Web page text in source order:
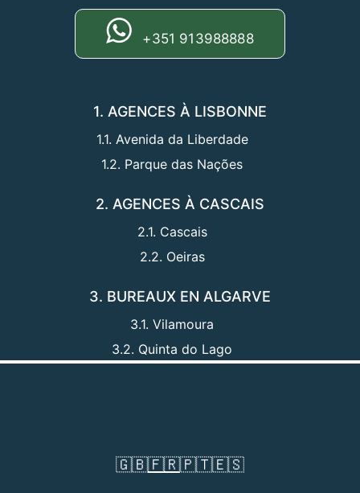
+351 913988888
1. AGENCES À LISBONNE
1.1. Avenida da Liberdade
1.2. Parque das Nações
2. AGENCES À CASCAIS
2.1. Cascais
2.2. Oeiras
3. BUREAUX EN ALGARVE
3.1. Vilamoura
3.2. Quinta do Lago
🇬🇧🇫🇷🇵🇹🇪🇸